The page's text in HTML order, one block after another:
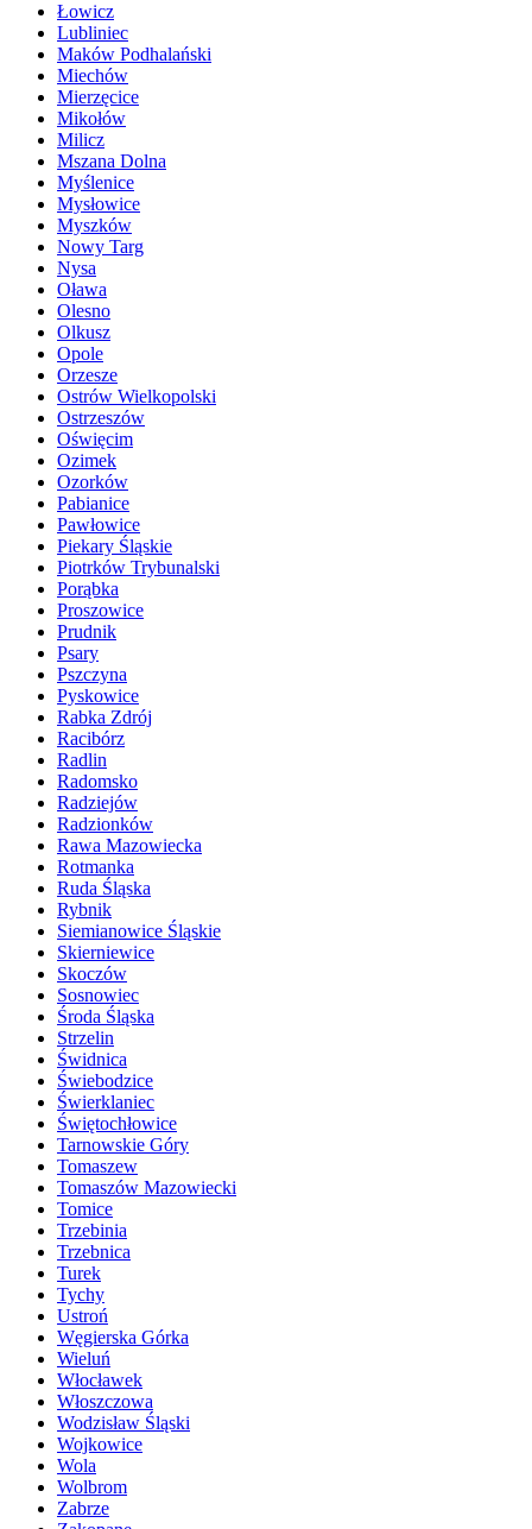
Łowicz
Lubliniec
Maków Podhalański
Miechów
Mierzęcice
Mikołów
Milicz
Mszana Dolna
Myślenice
Mysłowice
Myszków
Nowy Targ
Nysa
Oława
Olesno
Olkusz
Opole
Orzesze
Ostrów Wielkopolski
Ostrzeszów
Oświęcim
Ozimek
Ozorków
Pabianice
Pawłowice
Piekary Śląskie
Piotrków Trybunalski
Porąbka
Proszowice
Prudnik
Psary
Pszczyna
Pyskowice
Rabka Zdrój
Racibórz
Radlin
Radomsko
Radziejów
Radzionków
Rawa Mazowiecka
Rotmanka
Ruda Śląska
Rybnik
Siemianowice Śląskie
Skierniewice
Skoczów
Sosnowiec
Środa Śląska
Strzelin
Świdnica
Świebodzice
Świerklaniec
Świętochłowice
Tarnowskie Góry
Tomaszew
Tomaszów Mazowiecki
Tomice
Trzebinia
Trzebnica
Turek
Tychy
Ustroń
Węgierska Górka
Wieluń
Włocławek
Włoszczowa
Wodzisław Śląski
Wojkowice
Wola
Wolbrom
Zabrze